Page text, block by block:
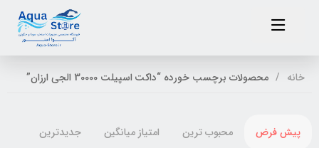
خانه محصولات برچسب خورده “داکت اسپیلت 30000 الجی ارزان”
پیش فرض محبوب ترین امتیاز میانگین جدیدترین